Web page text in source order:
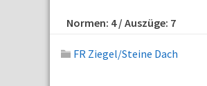
Normen: 4/ Auszüge: 7
FR Ziegel/Steine Dach